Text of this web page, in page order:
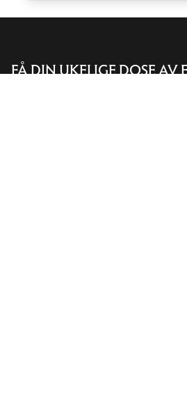
Finn butikk
FÅ DIN UKELIGE DOSE AV